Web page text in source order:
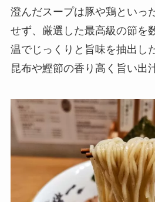
澄んだスープは豚や鶏といっ
せず、厳選した最高級の節を
温でじっくりと旨味を抽出し
昆布や鰹節の香り高く旨い出